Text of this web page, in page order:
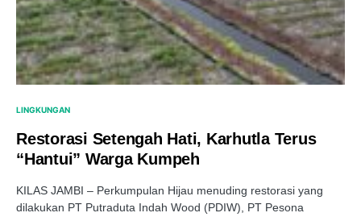
LINGKUNGAN
Restorasi Setengah Hati, Karhutla Terus
“Hantui” Warga Kumpeh
KILAS JAMBI – Perkumpulan Hijau menuding restorasi yang
dilakukan PT Putraduta Indah Wood (PDIW), PT Pesona